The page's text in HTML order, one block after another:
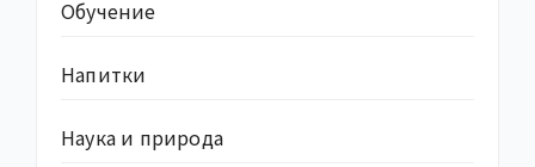
Обучение
Напитки
Наука и природа